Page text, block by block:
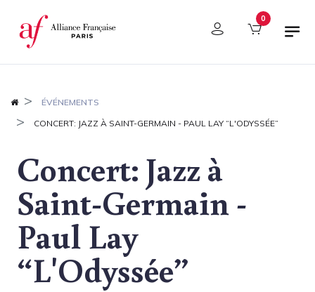
Panel de gestión de cookies 0
ÉVÉNEMENTS
CONCERT: JAZZ À SAINT-GERMAIN - PAUL LAY “L'ODYSSÉE”
Concert: Jazz à
Saint-Germain -
Paul Lay
“L'Odyssée”